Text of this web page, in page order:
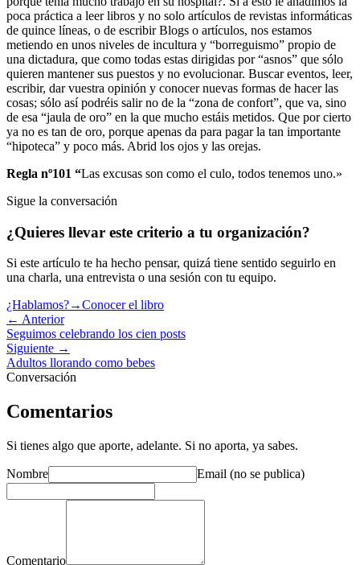
poca práctica a leer libros y no solo artículos de revistas informáticas
de quince líneas, o de escribir Blogs o artículos, nos estamos
metiendo en unos niveles de incultura y “borreguismo” propio de
una dictadura, que como todas estas dirigidas por “asnos” que sólo
quieren mantener sus puestos y no evolucionar. Buscar eventos, leer,
escribir, dar vuestra opinión y conocer nuevas formas de hacer las
cosas; sólo así podréis salir no de la “zona de confort”, que va, sino
de esa “jaula de oro” en la que mucho estáis metidos. Que por cierto
ya no es tan de oro, porque apenas da para pagar la tan importante
“hipoteca” y poco más. Abrid los ojos y las orejas.
Regla nº101 “Las excusas son como el culo, todos tenemos uno.»
Sigue la conversación
¿Quieres llevar este criterio a tu organización?
Si este artículo te ha hecho pensar, quizá tiene sentido seguirlo en
una charla, una entrevista o una sesión con tu equipo.
¿Hablamos?→Conocer el libro
← Anterior
Seguimos celebrando los cien posts
Siguiente →
Adultos llorando como bebes
Conversación
Comentarios
Si tienes algo que aporte, adelante. Si no aporta, ya sabes.
Nombre Email (no se publica)
Comentario